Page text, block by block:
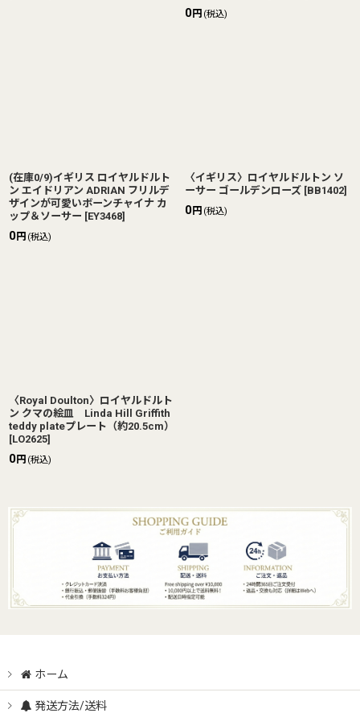
0円 (税込)
(在庫0/9)イギリス ロイヤルドルト
ン エイドリアン ADRIAN フリルデ
ザインが可愛いボーンチャイナ カ
ップ＆ソーサー [EY3468]
0円 (税込)
〈イギリス〉ロイヤルドルトン ソ
ーサー ゴールデンローズ [BB1402]
0円 (税込)
〈Royal Doulton〉ロイヤルドルト
ン クマの絵皿 Linda Hill Griffith
teddy plateプレート（約20.5cm）
[LO2625]
0円 (税込)
ホーム
発送方法/送料